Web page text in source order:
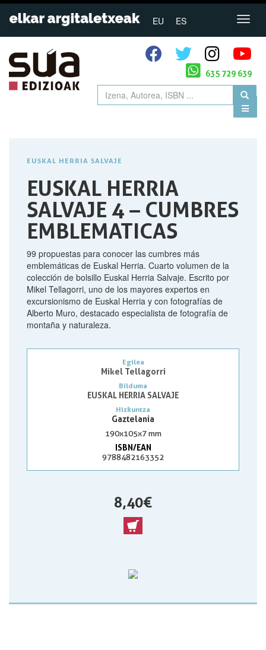
EU ES
635 729 639
EUSKAL HERRIA SALVAJE
EUSKAL HERRIA
SALVAJE 4 – CUMBRES
EMBLEMATICAS
99 propuestas para conocer las cumbres más
emblemáticas de Euskal Herria. Cuarto volumen de la
colección de bolsillo Euskal Herria Salvaje. Escrito por
Mikel Tellagorri, uno de los mayores expertos en
excursionismo de Euskal Herria y con fotografías de
Alberto Muro, destacado especialista de fotografía de
montaña y naturaleza.
Egilea
Mikel Tellagorri
Bilduma
EUSKAL HERRIA SALVAJE
Hizkuntza
Gaztelania
190x105x7 mm
ISBN/EAN
9788482163352
8,40 €